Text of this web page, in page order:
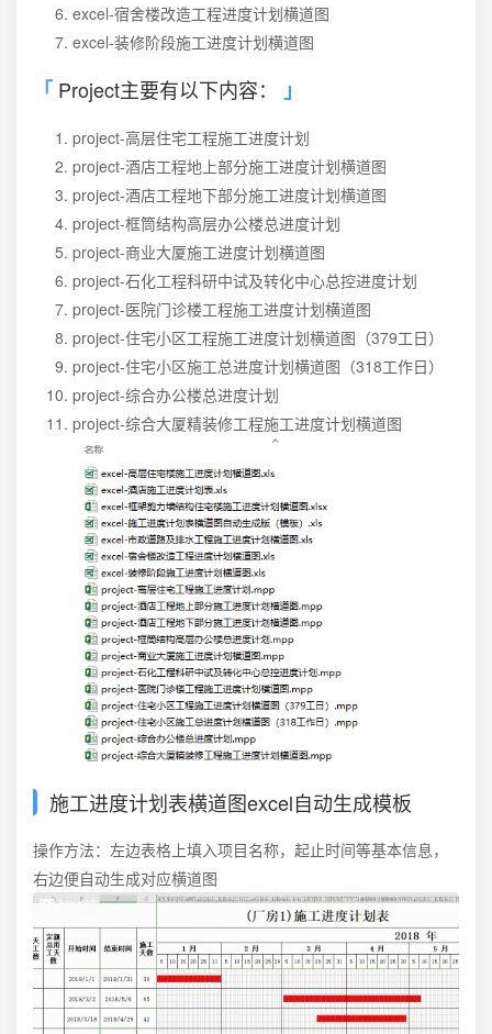
excel-宿舍楼改造工程进度计划横道图
excel-装修阶段施工进度计划横道图
Project主要有以下内容：
project-高层住宅工程施工进度计划
project-酒店工程地上部分施工进度计划横道图
project-酒店工程地下部分施工进度计划横道图
project-框筒结构高层办公楼总进度计划
project-商业大厦施工进度计划横道图
project-石化工程科研中试及转化中心总控进度计划
project-医院门诊楼工程施工进度计划横道图
project-住宅小区工程施工进度计划横道图（379工日）
project-住宅小区施工总进度计划横道图（318工作日）
project-综合办公楼总进度计划
project-综合大厦精装修工程施工进度计划横道图
施工进度计划表横道图excel自动生成模板
操作方法：左边表格上填入项目名称，起止时间等基本信息，
右边便自动生成对应横道图